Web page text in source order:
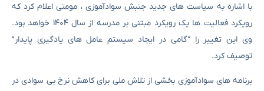
با اشاره به سیاست های جدید جنبش سوادآموزی ، مومنی اعلام کرد که
رویکرد فعالیت ها یک رویکرد مبتنی بر مدرسه از سال ۱۴۰۴ خواهد بود.
وی این تغییر را “گامی در ایجاد سیستم عامل های یادگیری پایدار”
توصیف کرد.
برنامه های سوادآموزی بخشی از تلاش ملی برای کاهش نرخ بی سوادی در